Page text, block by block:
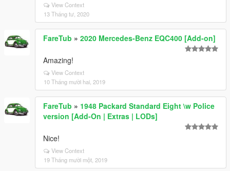
View Context
13 Tháng tư, 2020
FareTub » 2020 Mercedes-Benz EQC400 [Add-on]
Amazing!
View Context
10 Tháng mười hai, 2019
FareTub » 1948 Packard Standard Eight \w Police
version [Add-On | Extras | LODs]
Nice!
View Context
19 Tháng mười một, 2019